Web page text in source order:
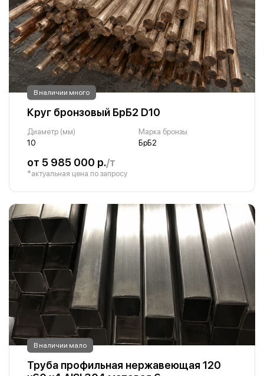
В наличии много
Круг бронзовый БрБ2 D10
Диаметр (мм)
10
Марка бронзы
БрБ2
от 5 985 000 р./т
*актуальная цена по запросу
В наличии мало
Труба профильная нержавеющая 120